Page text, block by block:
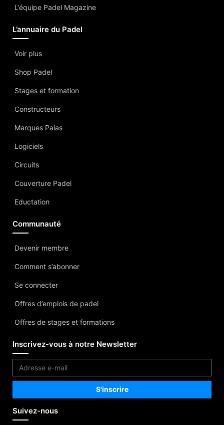
L’équipe Padel Magazine
L’annuaire du Padel
Voir plus
Shop Padel
Stages et formation
Constructeurs
Marques Palas
Logiciels
Circuits
Couverture Padel
Eductation
Communauté
Devenir membre
Comment s’abonner
Se connecter
Offres d’emplois de padel
Offres de stages et formations
Inscrivez-vous à notre Newsletter
Suivez-nous